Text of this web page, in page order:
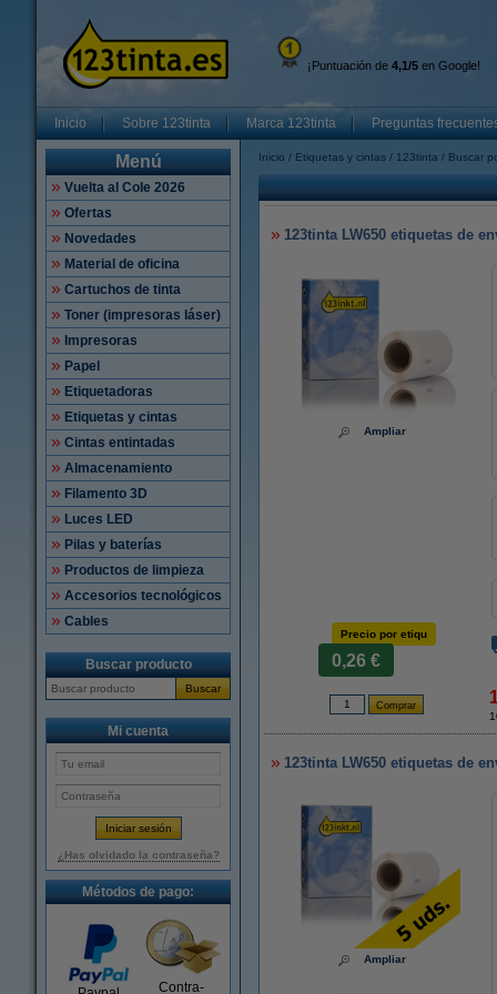
¡Puntuación de 4,1/5 en Google!
Inicio Sobre 123tinta Marca 123tinta Preguntas
Menú
Vuelta al Cole 2026
Ofertas
Novedades
Material de oficina
Cartuchos de tinta
Toner (impresoras láser)
Impresoras
Papel
Etiquetadoras
Etiquetas y cintas
Cintas entintadas
Almacenamiento
Filamento 3D
Luces LED
Pilas y baterías
Productos de limpieza
Accesorios tecnológicos
Cables
Buscar producto
Buscar
Mi cuenta
¿Has olvidado la contraseña?
Métodos de pago:
Contra-
Inicio Etiquetas y cintas 123tinta Buscar
123tinta LW650 etiquetas de
Ampliar
Precio por etiqu
0,26 €
123tinta LW650 etiquetas de
Ampliar